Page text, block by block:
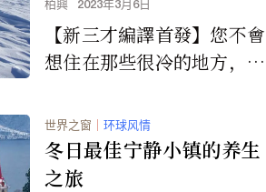
柏興 2023年3月6日
【新三才編譯首發】您不會
想住在那些很冷的地方，但
一件外套——它們記錄了有
史以來最低的溫度！ ...
世界之窗 ｜ 环球风情
冬日最佳宁静小镇的养生
之旅